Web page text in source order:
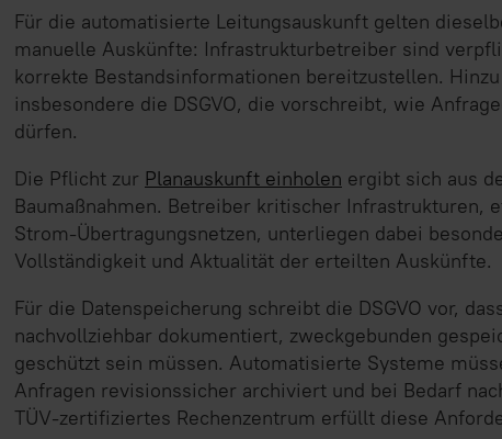
Für die automatisierte Leitungsauskunft gelten
manuelle Auskünfte: Infrastrukturbetreiber sind
korrekte Bestandsinformationen bereitzustellen.
insbesondere die DSGVO, die vorschreibt, wie
dürfen.
Die Pflicht zur Planauskunft einholen ergibt sich aus
Baumaßnahmen. Betreiber kritischer Infrastrukturen,
Strom-Übertragungsnetzen, unterliegen dabei
Vollständigkeit und Aktualität der erteilten Auskünfte.
Für die Datenspeicherung schreibt die DSGVO vor,
nachvollziehbar dokumentiert, zweckgebunden
geschützt sein müssen. Automatisierte Systeme
Anfragen revisionssicher archiviert und bei Bedarf
TÜV-zertifiziertes Rechenzentrum erfüllt diese